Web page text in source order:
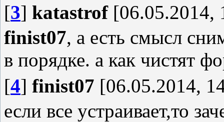
[3] katastrof[06.05.2014,
finist07, а есть смысл
в порядке. а как чистят
[4] finist07 [06.05.2014,
если все устраивает,то